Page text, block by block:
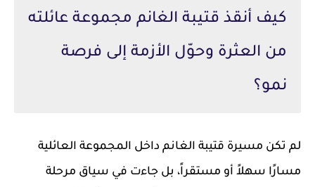
كيف أنقذ قتيبة الغانم مجموعة عائلته
من العثرة وحوّل الأزمة إلى فرصة
نمو؟
لم تكن مسيرة قتيبة الغانم داخل المجموعة العائلية
مسارًا سهلاً أو مستقراً، بل جاءت في سياق مرحلة